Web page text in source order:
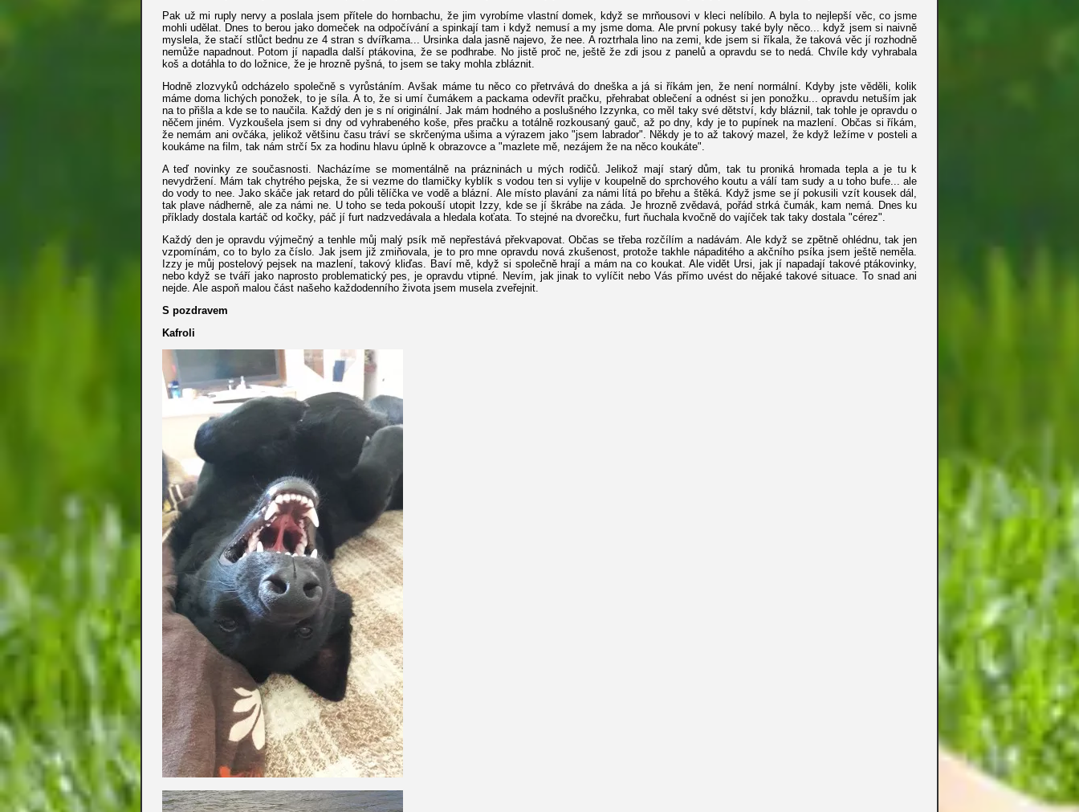
Pak už mi ruply nervy a poslala jsem přítele do hornbachu, že jim vyrobíme vlastní domek, když se mrňousovi v kleci nelíbilo. A byla to nejlepší věc, co jsme
mohli udělat. Dnes to berou jako domeček na odpočívání a spinkají tam i když nemusí a my jsme doma. Ale první pokusy také byly něco... když jsem si naivně
myslela, že stačí stlůct bednu ze 4 stran s dvířkama... Ursinka dala jasně najevo, že nee. A roztrhala lino na zemi, kde jsem si říkala, že taková věc jí rozhodně
nemůže napadnout. Potom jí napadla další ptákovina, že se podhrabe. No jistě proč ne, ještě že zdi jsou z panelů a opravdu se to nedá. Chvíle kdy vyhrabala
koš a dotáhla to do ložnice, že je hrozně pyšná, to jsem se taky mohla zbláznit.
Hodně zlozvyků odcházelo společně s vyrůstáním. Avšak máme tu něco co přetrvává do dneška a já si říkám jen, že není normální. Kdyby jste věděli, kolik
máme doma lichých ponožek, to je síla. A to, že si umí čumákem a packama odevřít pračku, přehrabat oblečení a odnést si jen ponožku... opravdu netuším jak
na to přišla a kde se to naučila. Každý den je s ní originální. Jak mám hodného a poslušného Izzynka, co měl taky své dětství, kdy bláznil, tak tohle je opravdu o
něčem jiném. Vyzkoušela jsem si dny od vyhrabeného koše, přes pračku a totálně rozkousaný gauč, až po dny, kdy je to pupínek na mazlení. Občas si říkám,
že nemám ani ovčáka, jelikož většinu času tráví se skrčenýma ušima a výrazem jako "jsem labrador". Někdy je to až takový mazel, že když ležíme v posteli a
koukáme na film, tak nám strčí 5x za hodinu hlavu úplně k obrazovce a "mazlete mě, nezájem že na něco koukáte".
A teď novinky ze současnosti. Nacházíme se momentálně na prázninách u mých rodičů. Jelikož mají starý dům, tak tu proniká hromada tepla a je tu k
nevydržení. Mám tak chytrého pejska, že si vezme do tlamičky kyblík s vodou ten si vylije v koupelně do sprchového koutu a válí tam sudy a u toho bufe... ale
do vody to nee. Jako skáče jak retard do půli tělíčka ve vodě a blázní. Ale místo plavání za námi lítá po břehu a štěká. Když jsme se jí pokusili vzít kousek dál,
tak plave nádherně, ale za námi ne. U toho se teda pokouší utopit Izzy, kde se jí škrábe na záda. Je hrozně zvědavá, pořád strká čumák, kam nemá. Dnes ku
příklady dostala kartáč od kočky, páč jí furt nadzvedávala a hledala koťata. To stejné na dvorečku, furt ňuchala kvočně do vajíček tak taky dostala "cérez".
Každý den je opravdu výjmečný a tenhle můj malý psík mě nepřestává překvapovat. Občas se třeba rozčílím a nadávám. Ale když se zpětně ohlédnu, tak jen
vzpomínám, co to bylo za číslo. Jak jsem již zmiňovala, je to pro mne opravdu nová zkušenost, protože takhle nápaditého a akčního psíka jsem ještě neměla.
Izzy je můj postelový pejsek na mazlení, takový kliďas. Baví mě, když si společně hrají a mám na co koukat. Ale vidět Ursi, jak jí napadají takové ptákovinky,
nebo když se tváří jako naprosto problematický pes, je opravdu vtipné. Nevím, jak jinak to vylíčit nebo Vás přímo uvést do nějaké takové situace. To snad ani
nejde. Ale aspoň malou část našeho každodenního života jsem musela zveřejnit.
S pozdravem
Kafroli